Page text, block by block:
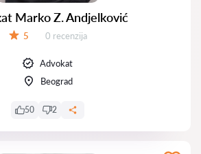
Marko Z. Andjelković
5 Recenzija:
0 recenzija
Advokat
Beograd
50 2